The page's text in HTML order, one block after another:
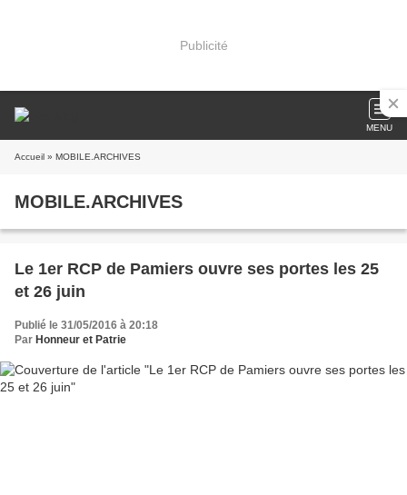
Publicité
MENU
Accueil » MOBILE.ARCHIVES
MOBILE.ARCHIVES
Le 1er RCP de Pamiers ouvre ses portes les 25
et 26 juin
Publié le 31/05/2016 à 20:18
Par Honneur et Patrie